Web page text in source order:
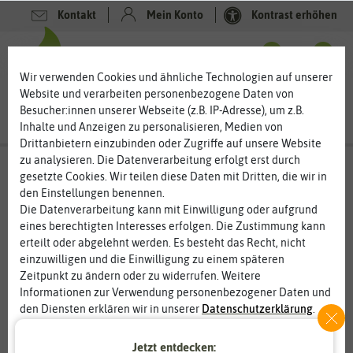
Kontakt Mein Konto Kontrast erhöhen
-50%
Wir verwenden Cookies und ähnliche Technologien auf unserer
Website und verarbeiten personenbezogene Daten von
Besucher:innen unserer Webseite (z.B. IP-Adresse), um z.B.
Inhalte und Anzeigen zu personalisieren, Medien von
Drittanbietern einzubinden oder Zugriffe auf unsere Website
zu analysieren. Die Datenverarbeitung erfolgt erst durch
gesetzte Cookies. Wir teilen diese Daten mit Dritten, die wir in
den Einstellungen benennen.
Die Datenverarbeitung kann mit Einwilligung oder aufgrund
eines berechtigten Interesses erfolgen. Die Zustimmung kann
erteilt oder abgelehnt werden. Es besteht das Recht, nicht
einzuwilligen und die Einwilligung zu einem späteren
Zeitpunkt zu ändern oder zu widerrufen. Weitere
Informationen zur Verwendung personenbezogener Daten und
den Diensten erklären wir in unserer Daten­schutz­erklärung
Statistik
Jetzt entdecken: